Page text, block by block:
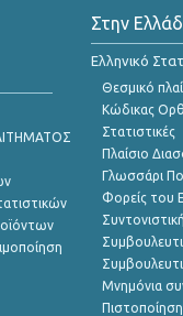
Στην
Ελληνικό
Θεσμικό
Κώδικας
Στατιστικές
Πλαίσιο
Γλωσσάρι
Φορείς του
Μνημόνια